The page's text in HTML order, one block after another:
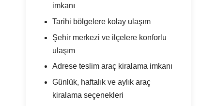
imkanı
Tarihi bölgelere kolay ulaşım
Şehir merkezi ve ilçelere konforlu
ulaşım
Adrese teslim araç kiralama imkanı
Günlük, haftalık ve aylık araç
kiralama seçenekleri